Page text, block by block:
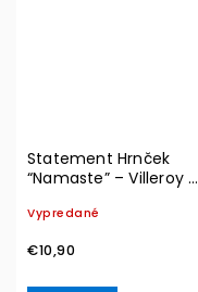
Statement Hrnček
“Namaste” – Villeroy &
Vypredané
€10,90